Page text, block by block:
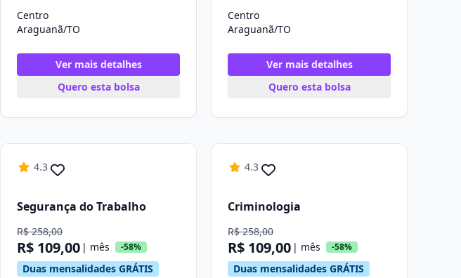
Centro
Araguanã/TO
Ver mais detalhes
Quero esta bolsa
Centro
Araguanã/TO
Ver mais detalhes
Quero esta bolsa
4.3
Segurança do Trabalho
R$ 258,00
R$ 109,00 | mês -58%
Duas mensalidades GRÁTIS
4.3
Criminologia
R$ 258,00
R$ 109,00 | mês -58%
Duas mensalidades GRÁTIS